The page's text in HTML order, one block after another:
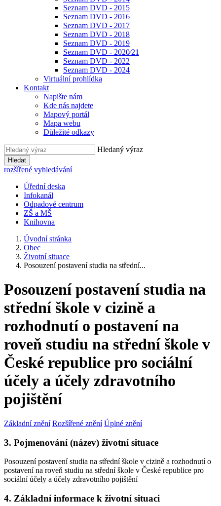
Seznam DVD - 2015
Seznam DVD - 2016
Seznam DVD - 2017
Seznam DVD - 2018
Seznam DVD - 2019
Seznam DVD - 2020⁄21
Seznam DVD - 2022
Seznam DVD - 2024
Virtuální prohlídka
Kontakt
Napište nám
Kde nás najdete
Mapový portál
Mapa webu
Důležité odkazy
Hledaný výraz
Hledat
rozšířené vyhledávání
Úřední deska
Infokanál
Odpadové centrum
ZŠ a MŠ
Knihovna
Úvodní stránka
Obec
Životní situace
Posouzení postavení studia na střední...
Posouzení postavení studia na
střední škole v cizině a
rozhodnutí o postavení na
roveň studiu na střední škole v
České republice pro sociální
účely a účely zdravotního
pojištění
Základní znění Rozšířené znění Úplné znění
3. Pojmenování (název) životní situace
Posouzení postavení studia na střední škole v cizině a rozhodnutí o
postavení na roveň studiu na střední škole v České republice pro
sociální účely a účely zdravotního pojištění
4. Základní informace k životní situaci